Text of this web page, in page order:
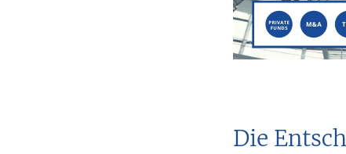
Die